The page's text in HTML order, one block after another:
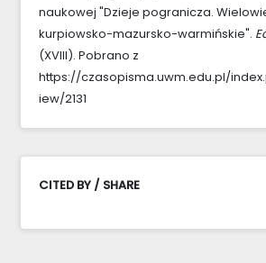
naukowej "Dzieje pogranicza.
kurpiowsko-mazursko-warmińskie".
(XVIII). Pobrano z
https://czasopisma.uwm.edu.pl/
iew/2131
CITED BY / SHARE